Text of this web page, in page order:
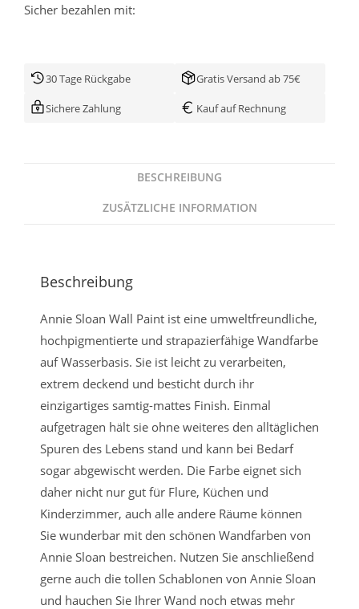
Sicher bezahlen mit:
30 Tage Rückgabe Gratis Versand ab 75€
Sichere Zahlung Kauf auf Rechnung
BESCHREIBUNG
ZUSÄTZLICHE INFORMATION
Beschreibung
Annie Sloan Wall Paint ist eine umweltfreundliche,
hochpigmentierte und strapazierfähige Wandfarbe
auf Wasserbasis. Sie ist leicht zu verarbeiten,
extrem deckend und besticht durch ihr
einzigartiges samtig-mattes Finish. Einmal
aufgetragen hält sie ohne weiteres den alltäglichen
Spuren des Lebens stand und kann bei Bedarf
sogar abgewischt werden. Die Farbe eignet sich
daher nicht nur gut für Flure, Küchen und
Kinderzimmer, auch alle andere Räume können
Sie wunderbar mit den schönen Wandfarben von
Annie Sloan bestreichen. Nutzen Sie anschließend
gerne auch die tollen Schablonen von Annie Sloan
und hauchen Sie Ihrer Wand noch etwas mehr